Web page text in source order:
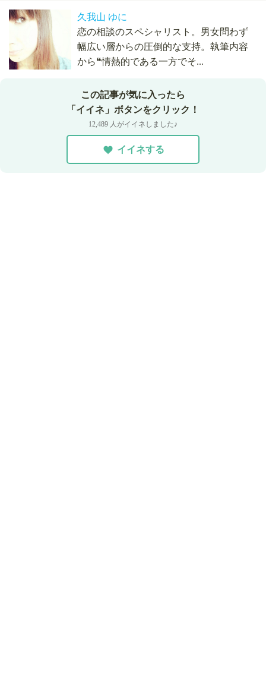
久我山 ゆに
恋の相談のスペシャリスト。男女問わず
幅広い層からの圧倒的な支持。執筆内容
から❝情熱的である一方でそ...
この記事が気に入ったら
「イイネ」ボタンをクリック！
12,489 人がイイネしました♪
イイネする